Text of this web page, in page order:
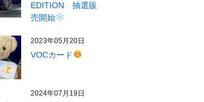
EDITION 抽選販
売開始
2023年05月20日
VOCカード
2024年07月19日